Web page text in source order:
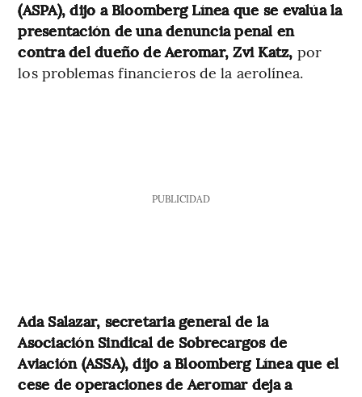
(ASPA), dijo a Bloomberg Línea que se evalúa la
presentación de una denuncia penal en
contra del dueño de Aeromar, Zvi Katz, por
los problemas financieros de la aerolínea.
PUBLICIDAD
Ada Salazar, secretaria general de la
Asociación Sindical de Sobrecargos de
Aviación (ASSA), dijo a Bloomberg Línea que el
cese de operaciones de Aeromar deja a